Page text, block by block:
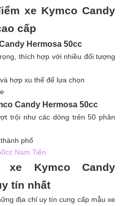
xe Kymco Candy
cấp
Hermosa 50cc
thích hợp với nhiều đối tượng
hợp xu thế để lựa chọn
Candy Hermosa 50cc
trội như các dòng trên 50 phân
phố
Nam Tiến
Kymco Candy
tín nhất
địa chỉ uy tín cung cấp mẫu xe